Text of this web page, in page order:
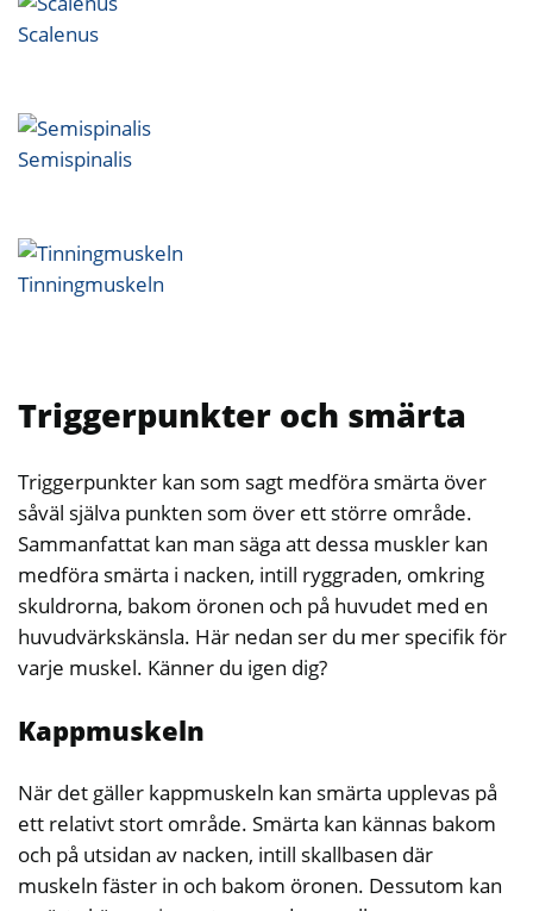
Scalenus
Semispinalis
Tinningmuskeln
Triggerpunkter och smärta
Triggerpunkter kan som sagt medföra smärta över
såväl själva punkten som över ett större område.
Sammanfattat kan man säga att dessa muskler kan
medföra smärta i nacken, intill ryggraden, omkring
skuldrorna, bakom öronen och på huvudet med en
huvudvärkskänsla. Här nedan ser du mer specifik för
varje muskel. Känner du igen dig?
Kappmuskeln
När det gäller kappmuskeln kan smärta upplevas på
ett relativt stort område. Smärta kan kännas bakom
och på utsidan av nacken, intill skallbasen där
muskeln fäster in och bakom öronen. Dessutom kan